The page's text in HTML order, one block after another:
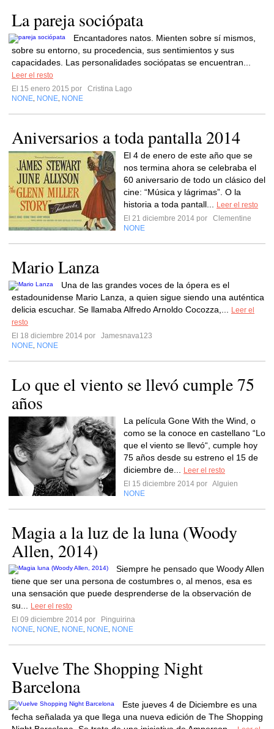
La pareja sociópata
Encantadores natos. Mienten sobre sí mismos,
sobre su entorno, su procedencia, sus sentimientos y sus
capacidades. Las personalidades sociópatas se encuentran...
Leer el resto
El 15 enero 2015 por
Cristina Lago
NONE NONE NONE
Aniversarios a toda pantalla 2014
El 4 de enero de este año que se
nos termina ahora se celebraba el
60 aniversario de todo un clásico del
cine: “Música y lágrimas”. O la
historia a toda pantall...
Leer el resto
El 21 diciembre 2014 por
Clementine
NONE
Mario Lanza
Una de las grandes voces de la ópera es el
estadounidense Mario Lanza, a quien sigue siendo una auténtica
delicia escuchar. Se llamaba Alfredo Arnoldo Cocozza,...
Leer el
resto
El 18 diciembre 2014 por
Jamesnava123
NONE NONE
Lo que el viento se llevó cumple 75
años
La película Gone With the Wind, o
como se la conoce en castellano “Lo
que el viento se llevó“, cumple hoy
75 años desde su estreno el 15 de
diciembre de...
Leer el resto
El 15 diciembre 2014 por Alguien
NONE
Magia a la luz de la luna (Woody
Allen, 2014)
Siempre he pensado que Woody Allen
tiene que ser una persona de costumbres o, al menos, esa es
una sensación que puede desprenderse de la observación de
su...
Leer el resto
El 09 diciembre 2014 por
Pinguirina
NONE NONE NONE NONE NONE
Vuelve The Shopping Night
Barcelona
Este jueves 4 de Diciembre es una
fecha señalada ya que llega una nueva edición de The Shopping